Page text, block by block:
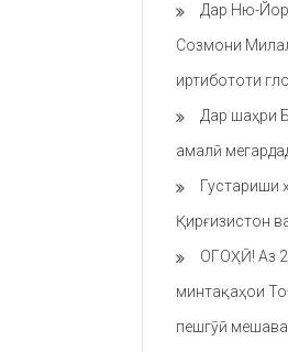
Дар Ню-
Созмони
иртибототи
Дар шаҳри
амалӣ
Густариши
Қирғизистон
ОГОҲӢ! Аз
минтақаҳои
пешгӯӣ